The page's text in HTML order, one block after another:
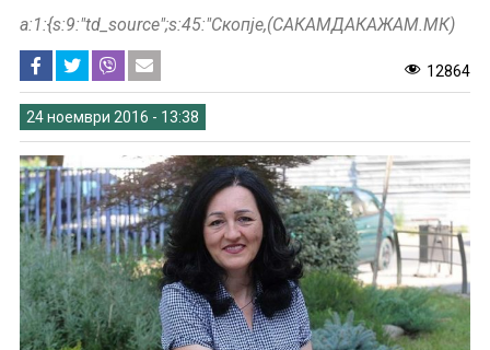
a:1:{s:9:"td_source";s:45:"Скопје,(САКАМДАКАЖАМ.МК)
12864
24 ноември 2016 - 13:38